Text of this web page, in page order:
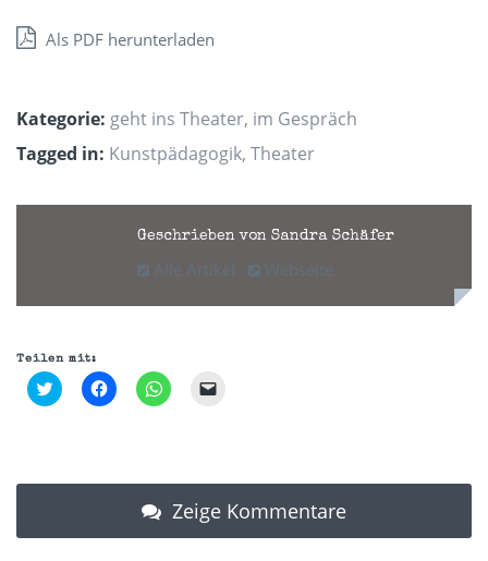
Als PDF herunterladen
Kategorie: geht ins Theater, im Gespräch
Tagged in: Kunstpädagogik, Theater
Geschrieben von Sandra Schäfer
Alle Artikel Webseite
Teilen mit:
Klick,
um
in
Klick,
um
in
Fenster
geöffnet)
Klicken,
um
in
neuem
Fenster
geöffnet)
E-
zu
(Wird
Zeige Kommentare